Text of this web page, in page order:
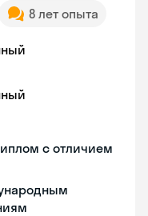
8 лет опыта
с отличием